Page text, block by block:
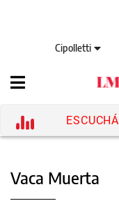
Cipolletti
ESCUCHÁ
Vaca Muerta